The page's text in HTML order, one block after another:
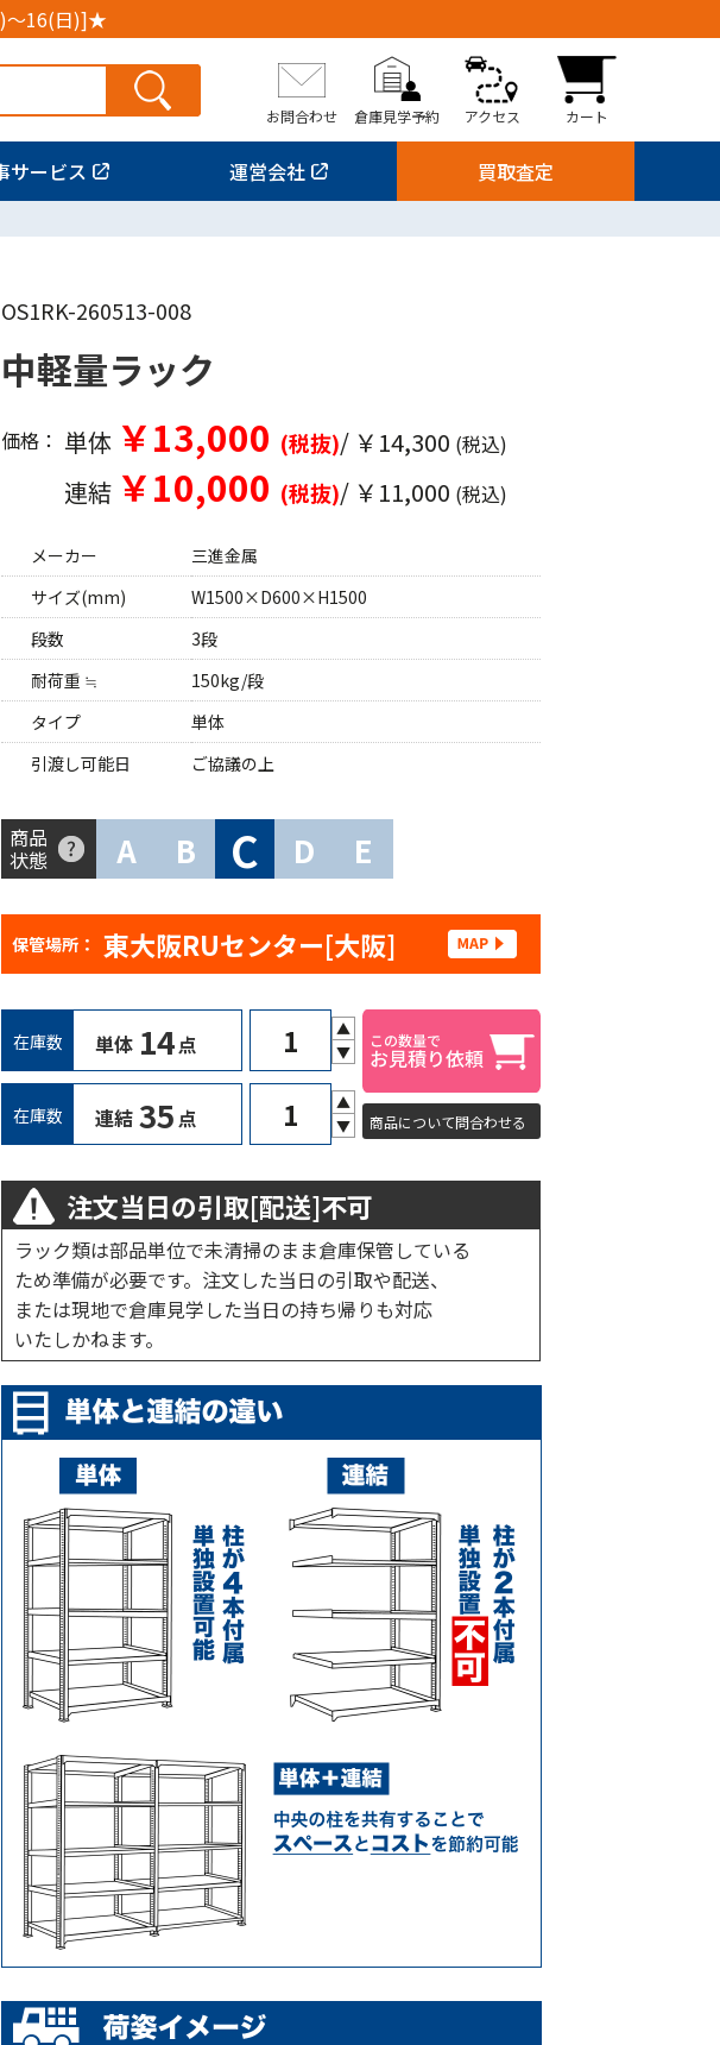
～16(日)]★
お問合わせ 倉庫見学予約 アクセス カート
サービス 運営会社 買取査定
OS1RK-260513-008
中軽量ラック
価格： 単体 ￥13,000 (税抜)/ ￥14,300 (税込)
連結 ￥10,000 (税抜)/ ￥11,000 (税込)
メーカー
三進金属
サイズ(mm)
W1500×D600×H1500
段数
3段
耐荷重 ≒
150kg/段
タイプ
単体
引渡し可能日
ご協議の上
商品
状態 A B C D E
保管場所： 東大阪RUセンター[大阪]
在庫数 単体 14点
▲
▼
在庫数 連結 35 点
▲
▼
商品について問合わせる
注文当日の引取[配送]不可
ラック類は部品単位で未清掃のまま倉庫保管している
ため準備が必要です。注文した当日の引取や配送、
または現地で倉庫見学した当日の持ち帰りも対応
いたしかねます。